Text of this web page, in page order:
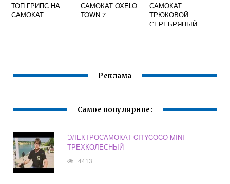
ТОП ГРИПС НА
САМОКАТ
САМОКАТ OXELO
TOWN 7
САМОКАТ
ТРЮКОВОЙ
СЕРЕБРЯНЫЙ
Реклама
Самое популярное:
ЭЛЕКТРОСАМОКАТ CITYCOCO MINI
ТРЕХКОЛЕСНЫЙ
4413